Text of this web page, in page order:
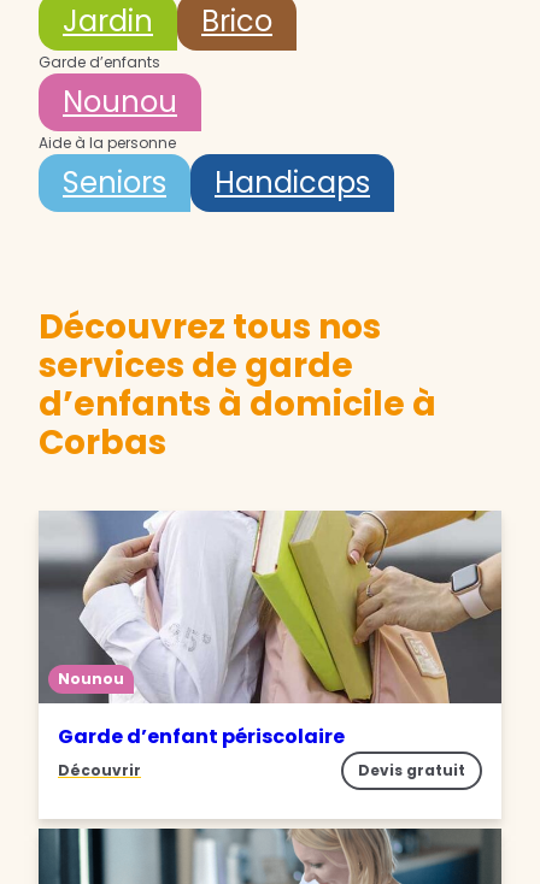
Jardin
Brico
Garde d’enfants
Nounou
Aide à la personne
Seniors Handicaps
Découvrez tous nos
services de garde
d’enfants à domicile à
Corbas
Nounou
Garde d’enfant périscolaire
Découvrir Devis gratuit